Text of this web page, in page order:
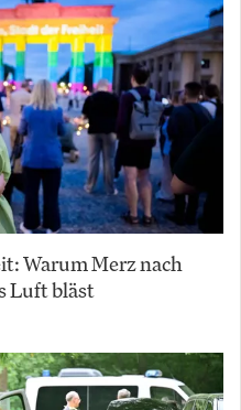
Warum Merz nach
Luft bläst